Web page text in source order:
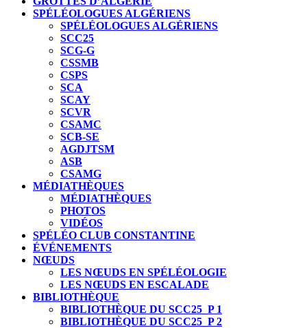
SPÉLÉOLOGUES ALGÉRIENS
SPÉLÉOLOGUES ALGÉRIENS
SCC25
SCG-G
CSSMB
CSPS
SCA
SCAY
SCVR
CSAMC
SCB-SE
AGDJTSM
ASB
CSAMG
MÉDIATHÈQUES
MÉDIATHÈQUES
PHOTOS
VIDÉOS
SPÉLÉO CLUB CONSTANTINE
ÉVÉNEMENTS
NŒUDS
LES NŒUDS EN SPÉLÉOLOGIE
LES NŒUDS EN ESCALADE
BIBLIOTHÈQUE
BIBLIOTHÈQUE DU SCC25_P 1
BIBLIOTHÈQUE DU SCC25_P 2